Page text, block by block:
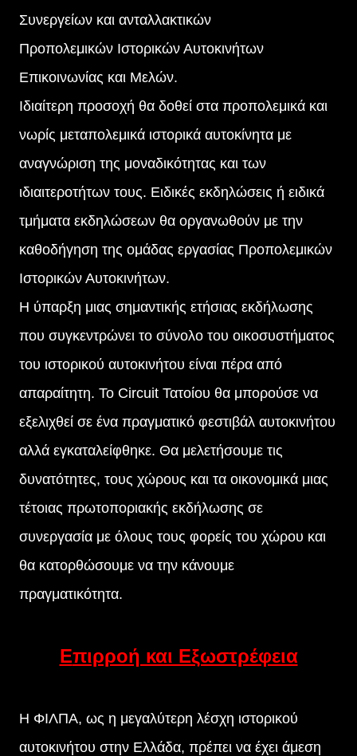
Συνεργείων και ανταλλακτικών
Προπολεμικών Ιστορικών Αυτοκινήτων
Επικοινωνίας και Μελών.
Ιδιαίτερη προσοχή θα δοθεί στα προπολεμικά και
νωρίς μεταπολεμικά ιστορικά αυτοκίνητα με
αναγνώριση της μοναδικότητας και των
ιδιαιτεροτήτων τους. Ειδικές εκδηλώσεις ή ειδικά
τμήματα εκδηλώσεων θα οργανωθούν με την
καθοδήγηση της ομάδας εργασίας Προπολεμικών
Ιστορικών Αυτοκινήτων.
Η ύπαρξη μιας σημαντικής ετήσιας εκδήλωσης
που συγκεντρώνει το σύνολο του οικοσυστήματος
του ιστορικού αυτοκινήτου είναι πέρα από
απαραίτητη. Το Circuit Τατοίου θα μπορούσε να
εξελιχθεί σε ένα πραγματικό φεστιβάλ αυτοκινήτου
αλλά εγκαταλείφθηκε. Θα μελετήσουμε τις
δυνατότητες, τους χώρους και τα οικονομικά μιας
τέτοιας πρωτοποριακής εκδήλωσης σε
συνεργασία με όλους τους φορείς του χώρου και
θα κατορθώσουμε να την κάνουμε
πραγματικότητα.
Επιρροή και Εξωστρέφεια
Η ΦΙΛΠΑ, ως η μεγαλύτερη λέσχη ιστορικού
αυτοκινήτου στην Ελλάδα, πρέπει να έχει άμεση